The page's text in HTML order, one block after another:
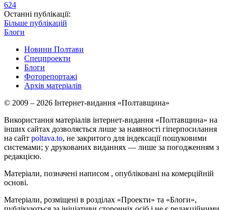
624
Останні публікації:
Більше публікацій
Блоги
Новини Полтави
Спецпроекти
Блоги
Фоторепортажі
Архів матеріалів
© 2009 – 2026 Інтернет-видання «Полтавщина»
Використання матеріалів інтернет-видання «Полтавщина» на
інших сайтах дозволяється лише за наявності гіперпосилання
на сайт poltava.to, не закритого для індексації пошуковими
системами; у друкованих виданнях — лише за погодженням з
редакцією.
Матеріали, позначені написом , опубліковані на комерційній
основі.
Матеріали, розміщені в розділах «Проекти» та «Блоги»,